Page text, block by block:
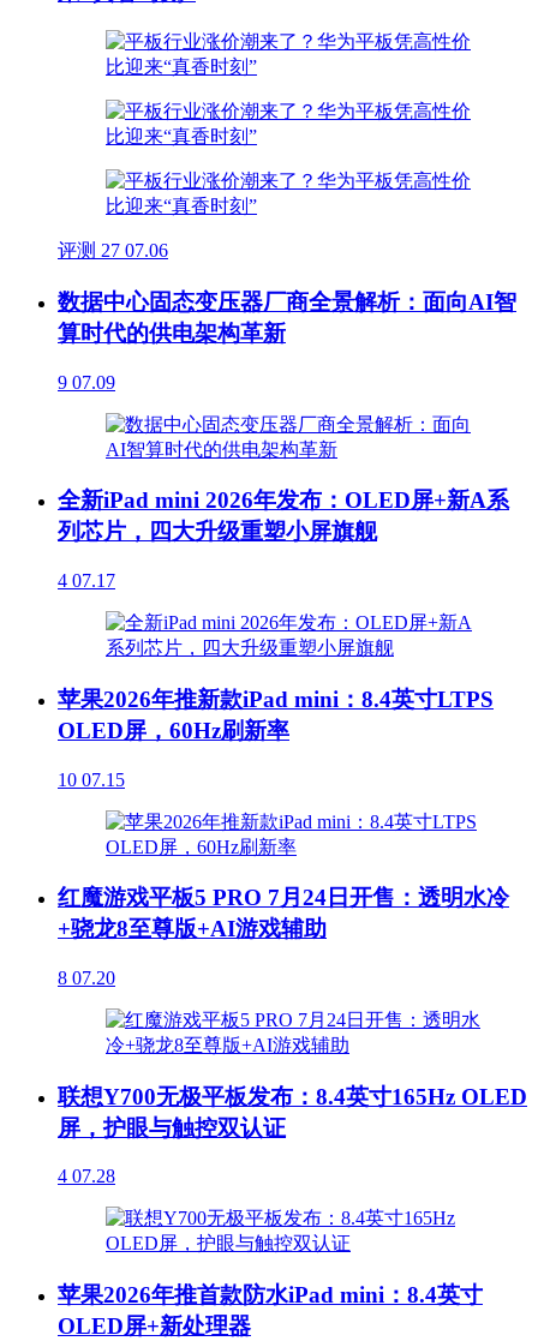
评测 27 07.06
数据中心固态变压器厂商全景解析：面向AI智
算时代的供电架构革新
9 07.09
全新iPad mini 2026年发布：OLED屏+新A系
列芯片，四大升级重塑小屏旗舰
4 07.17
苹果2026年推新款iPad mini：8.4英寸LTPS
OLED屏，60Hz刷新率
10 07.15
红魔游戏平板5 PRO 7月24日开售：透明水冷
+骁龙8至尊版+AI游戏辅助
8 07.20
联想Y700无极平板发布：8.4英寸165Hz OLED
屏，护眼与触控双认证
4 07.28
苹果2026年推首款防水iPad mini：8.4英寸
OLED屏+新处理器